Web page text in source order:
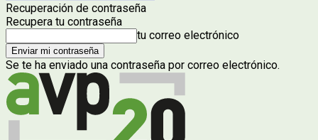
Recuperación de contraseña
Recupera tu contraseña
tu correo electrónico
Se te ha enviado una contraseña por correo electrónico.